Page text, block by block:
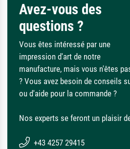
Avez-vous des
questions ?
Vous êtes intéressé par une
impression d'art de notre
manufacture, mais vous n'êtes
? Vous avez besoin de conseils
ou d'aide pour la commande ?
Nos experts se feront un plaisir
+43 4257 29415